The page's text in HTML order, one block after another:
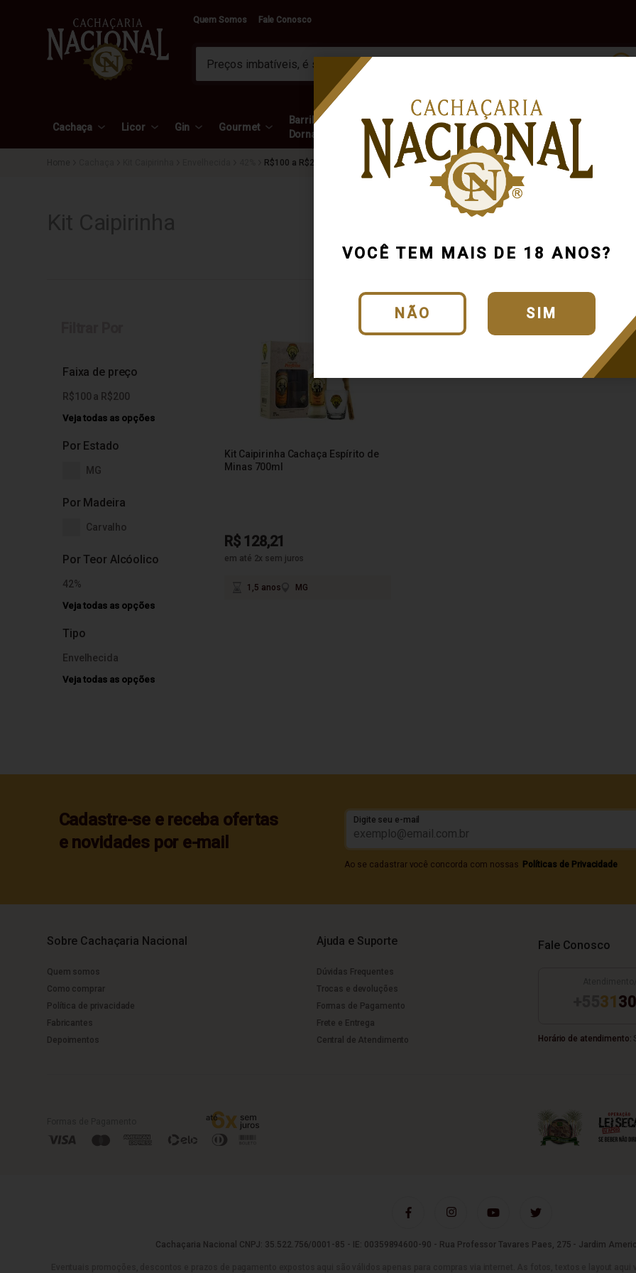
VOCÊ TEM MAIS DE 18 ANOS?
NÃO SIM
Quem Somos Fale Conosco
Cachaça Licor Gin Gourmet
Barril e
Dorna
Acessórios
Outras
Bebidas
Marcas
R$100 a R$200
Por Estado
MG
Por Madeira
Carvalho
Por Teor Alcóolico
42%
Veja todas as opções
Tipo
Envelhecida
Veja todas as opções
Faixa de preço
R$100 a R$200
Veja todas as opções
Kit Caipirinha Cachaça Espírito de
Minas 700ml
R$ 128,21
em até 2x sem juros
1,5 anos MG
Cadastre-se e receba ofertas
e novidades por e-mail
Digite seu e-mail
Ao se cadastrar você concorda com nossas Políticas de Privacidade
Sobre Cachaçaria Nacional
Quem somos
Como comprar
Política de privacidade
Fabricantes
Depoimentos
Ajuda e Suporte
Dúvidas Frequentes
Trocas e devoluções
Formas de Pagamento
Frete e Entrega
Central de Atendimento
Fale Conosco
31
Horário de atendimento:
Cachaçaria Nacional CNPJ: 35.522.756/0001-85 - IE: 00359894600-90 - Rua Professor Tavares Paes, 275 - Jardim